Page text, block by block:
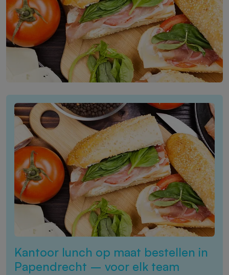
Kantoor lunch op maat bestellen in
Papendrecht – voor elk team